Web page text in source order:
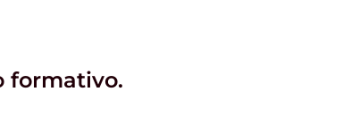
formativo.